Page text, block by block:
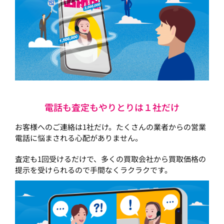
電話も査定もやりとりは１社だけ
お客様へのご連絡は1社だけ。たくさんの業者からの営業
電話に悩まされる心配がありません。
査定も1回受けるだけで、多くの買取会社から買取価格の
提示を受けられるので手間なくラクラクです。